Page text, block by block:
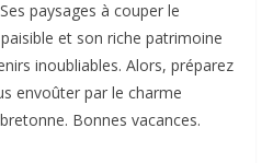
paysages à couper le
et son riche patrimoine
inoubliables. Alors, préparez
envoûter par le charme
Bonnes vacances.